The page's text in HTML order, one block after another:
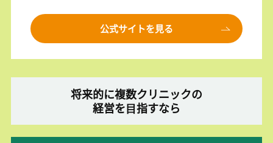
公式サイトを見る
将来的に複数クリニックの
経営を⽬指すなら